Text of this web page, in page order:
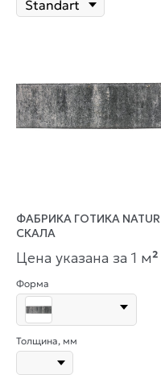
ФАБРИКА ГОТИКА NATUR
СКАЛА
Цена указана за 1 м²
Форма
Толщина, мм